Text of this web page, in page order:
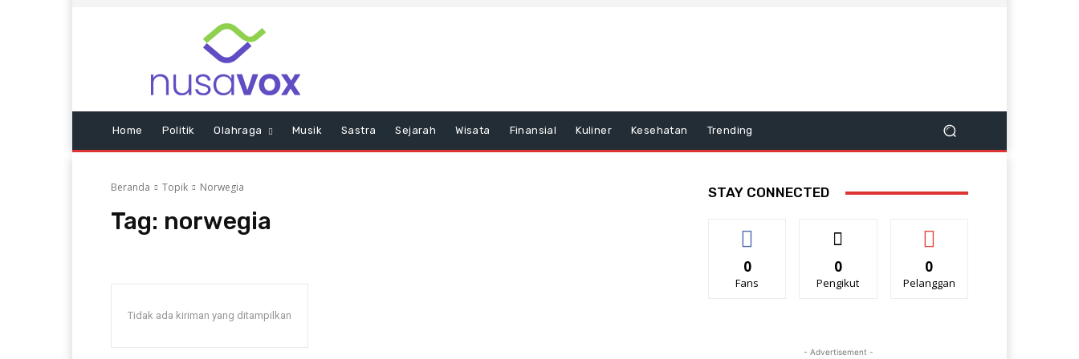
Home Politik Olahraga Musik Sastra Sejarah Wisata Finansial Kuliner Kesehatan Trending
Beranda Topik Norwegia
Tag: norwegia
Tidak ada kiriman yang ditampilkan
STAY CONNECTED
0
Fans
0
Pengikut
0
Pelanggan
- Advertisement -